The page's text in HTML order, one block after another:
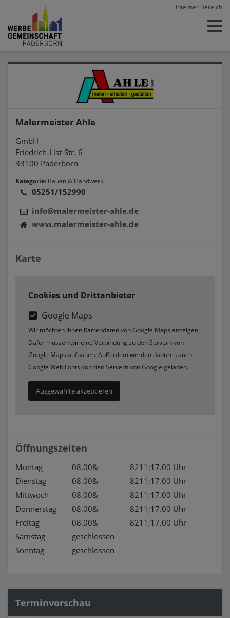
Interner Bereich
Malermeister Ahle
GmbH
Friedrich-List-Str. 6
33100 Paderborn
Kategorie: Bauen & Handwerk
05251/152990
info@malermeister-ahle.de
www.malermeister-ahle.de
Karte
Cookies und Drittanbieter
Google Maps
Wir möchten Ihnen Kartendaten von Google Maps anzeigen.
Dafür müssen wir eine Verbindung zu den Servern von
Google Maps aufbauen. Außerdem werden dadurch auch
Google Web Fonts von den Servern von Google geladen.
Ausgewählte akzeptieren
Öffnungszeiten
Montag 08.00&
8211;17.00 Uhr
Dienstag
08.00&
8211;17.00 Uhr
Mittwoch
08.00&
8211;17.00 Uhr
Donnerstag
08.00&
8211;17.00 Uhr
Freitag
08.00&
8211;17.00 Uhr
Samstag
geschlossen
Sonntag
geschlossen
Terminvorschau